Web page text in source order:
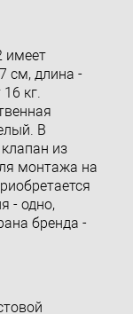
имеет
см, длина -
кг.
В
из
монтажа на
- одно,
бренда -